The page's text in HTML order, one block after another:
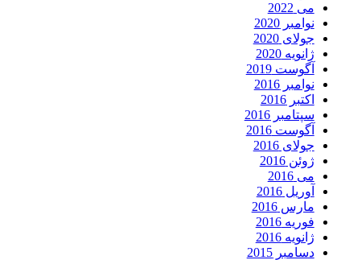
می 2022
نوامبر 2020
جولای 2020
ژانویه 2020
آگوست 2019
نوامبر 2016
اکتبر 2016
سپتامبر 2016
آگوست 2016
جولای 2016
ژوئن 2016
می 2016
آوریل 2016
مارس 2016
فوریه 2016
ژانویه 2016
دسامبر 2015